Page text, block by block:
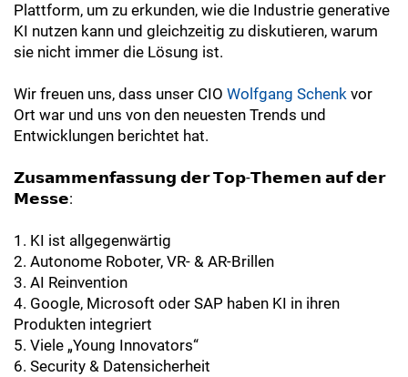
Plattform, um zu erkunden, wie die Industrie generative
KI nutzen kann und gleichzeitig zu diskutieren, warum
sie nicht immer die Lösung ist.
Wir freuen uns, dass unser CIO Wolfgang Schenk vor
Ort war und uns von den neuesten Trends und
Entwicklungen berichtet hat.
𝗭𝘂𝘀𝗮𝗺𝗺𝗲𝗻𝗳𝗮𝘀𝘀𝘂𝗻𝗴 𝗱𝗲𝗿 𝗧𝗼𝗽-𝗧𝗵𝗲𝗺𝗲𝗻 𝗮𝘂𝗳 𝗱𝗲𝗿
𝗠𝗲𝘀𝘀𝗲:
1. KI ist allgegenwärtig
2. Autonome Roboter, VR- & AR-Brillen
3. AI Reinvention
4. Google, Microsoft oder SAP haben KI in ihren
Produkten integriert
5. Viele „Young Innovators“
6. Security & Datensicherheit